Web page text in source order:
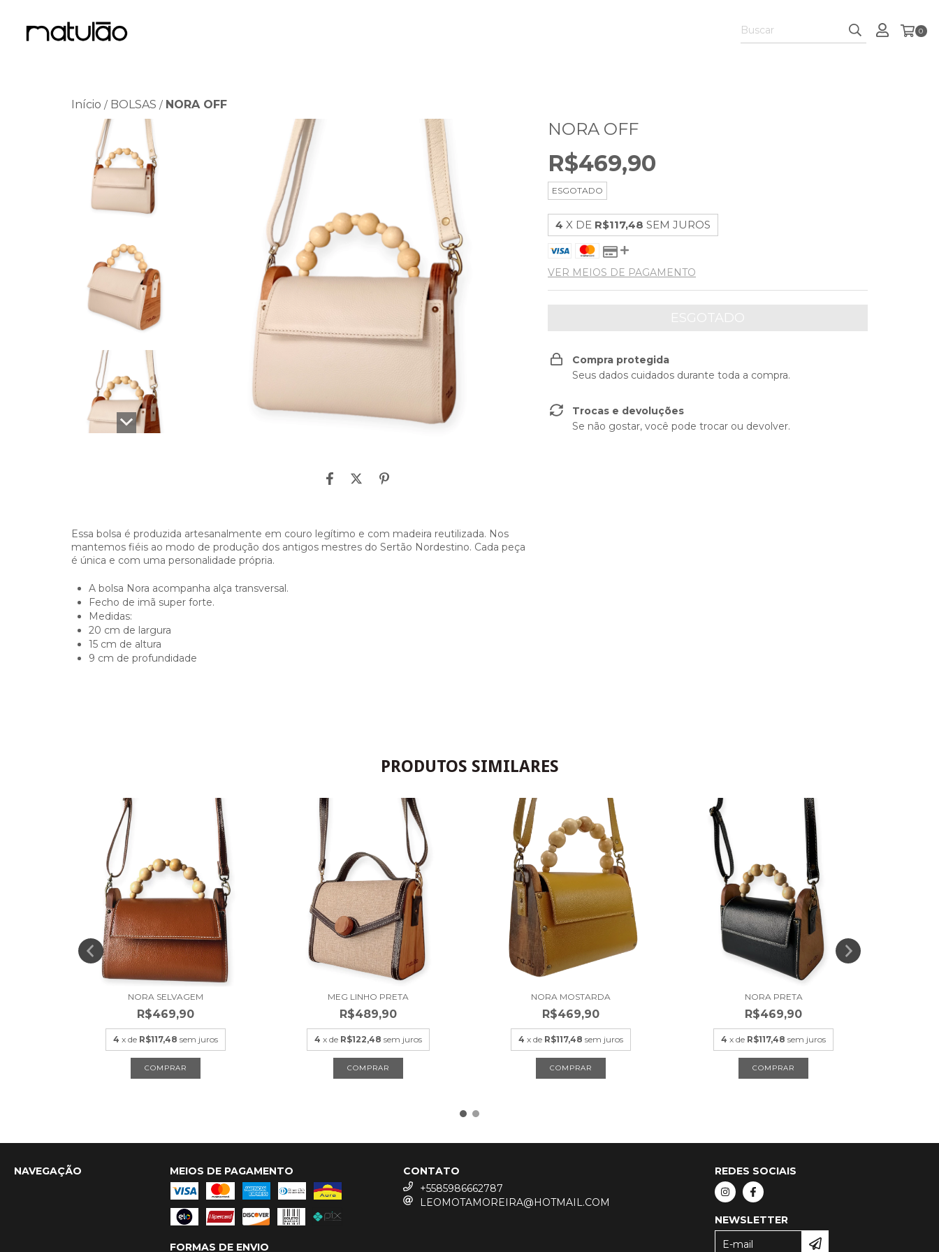
0
Início / BOLSAS / NORA OFF
Essa bolsa é produzida artesanalmente em couro legítimo e com madeira reutilizada. Nos
mantemos fiéis ao modo de produção dos antigos mestres do Sertão Nordestino. Cada peça
é única e com uma personalidade própria.
A bolsa Nora acompanha alça transversal.
Fecho de imã super forte.
Medidas:
20 cm de largura
15 cm de altura
9 cm de profundidade
NORA OFF
R$469,90
ESGOTADO
4 X DE R$117,48 SEM JUROS
VER MEIOS DE PAGAMENTO
Compra protegida
Seus dados cuidados durante toda a compra.
Trocas e devoluções
Se não gostar, você pode trocar ou devolver.
PRODUTOS SIMILARES
NORA SELVAGEM
R$469,90
4 x de R$117,48 sem juros
MEG LINHO PRETA
R$489,90
4 x de R$122,48 sem juros
NORA MOSTARDA
R$469,90
4 x de R$117,48 sem juros
NORA PRETA
R$469,90
4 x de R$117,48 sem juros
NAVEGAÇÃO MEIOS DE PAGAMENTO
FORMAS DE ENVIO
CONTATO
+5585986662787
LEOMOTAMOREIRA@HOTMAIL.COM
REDES SOCIAIS
NEWSLETTER